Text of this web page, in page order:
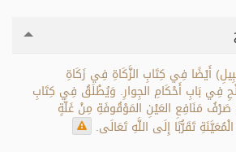
أَيْضًا فِي كِتَابِ الزَّكَاةِ فِي زَكَاةِ
فِي بَابِ أَحْكَامِ الجِوارِ. وَيُطْلَقُ فِي كِتَابِ
صَرْفُ مَنَافِعِ العَيْنِ المَوْقُوفَةِ مِنْ غَلَّةٍ
تَقَرُّبًا إِلَى اللَّهِ تَعَالَى.